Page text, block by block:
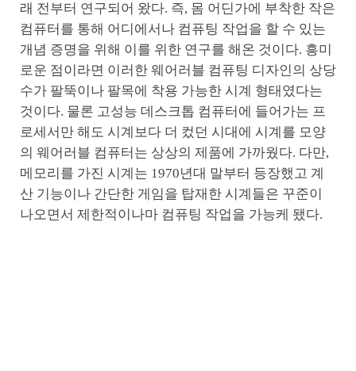
래 전부터 연구되어 왔다. 즉, 몸 어딘가에 부착한 작은
컴퓨터를 통해 어디에서나 컴퓨팅 작업을 할 수 있는
개념 증명을 위해 이를 위한 연구를 해온 것이다. 흥미
로운 점이라면 이러한 웨어러블 컴퓨팅 디자인의 상당
수가 팔뚝이나 팔목에 착용 가능한 시계 형태였다는
것이다. 물론 고성능 데스크톱 컴퓨터에 들어가는 프
로세서만 해도 시계보다 더 컸던 시대에 시계를 모양
의 웨어러블 컴퓨터는 상상의 제품에 가까웠다. 다만,
메모리를 가진 시계는 1970년대 말부터 등장했고 계
산 기능이나 간단한 게임을 탑재한 시계들은 꾸준이
나오면서 제한적이나마 컴퓨팅 작업을 가능케 됐다.